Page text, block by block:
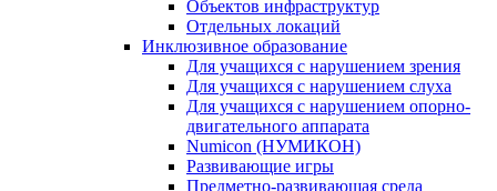
Объектов инфраструктур
Отдельных локаций
Инклюзивное образование
Для учащихся с нарушением зрения
Для учащихся с нарушением слуха
Для учащихся с нарушением опорно-
двигательного аппарата
Numicon (НУМИКОН)
Развивающие игры
Предметно-развивающая среда